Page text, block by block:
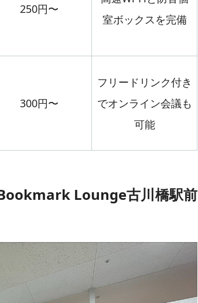
250円〜
室ボックスを完備
300円〜
フリードリンク付き
でオンライン会議も
可能
Lounge古川橋駅前